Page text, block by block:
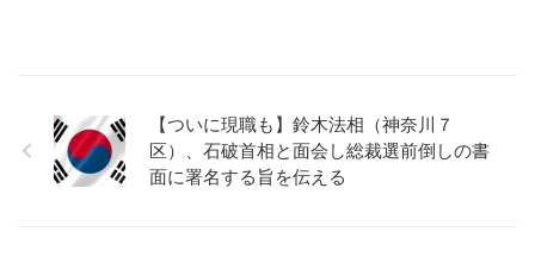
【ついに現職も】鈴木法相（神奈川７
区）、石破首相と面会し総裁選前倒しの書
面に署名する旨を伝える